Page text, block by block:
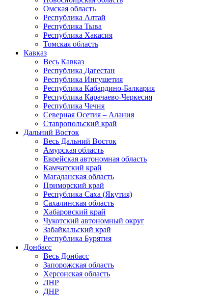
Омская область
Республика Алтай
Республика Тыва
Республика Хакасия
Томская область
Кавказ
Весь Кавказ
Республика Дагестан
Республика Ингушетия
Республика Кабардино-Балкария
Республика Карачаево-Черкесия
Республика Чечня
Северная Осетия – Алания
Ставропольский край
Дальний Восток
Весь Дальний Восток
Амурская область
Еврейская автономная область
Камчатский край
Магаданская область
Приморский край
Республика Саха (Якутия)
Сахалинская область
Хабаровский край
Чукотский автономный округ
Забайкальский край
Республика Бурятия
Донбасс
Весь Донбасс
Запорожская область
Херсонская область
ЛНР
ДНР